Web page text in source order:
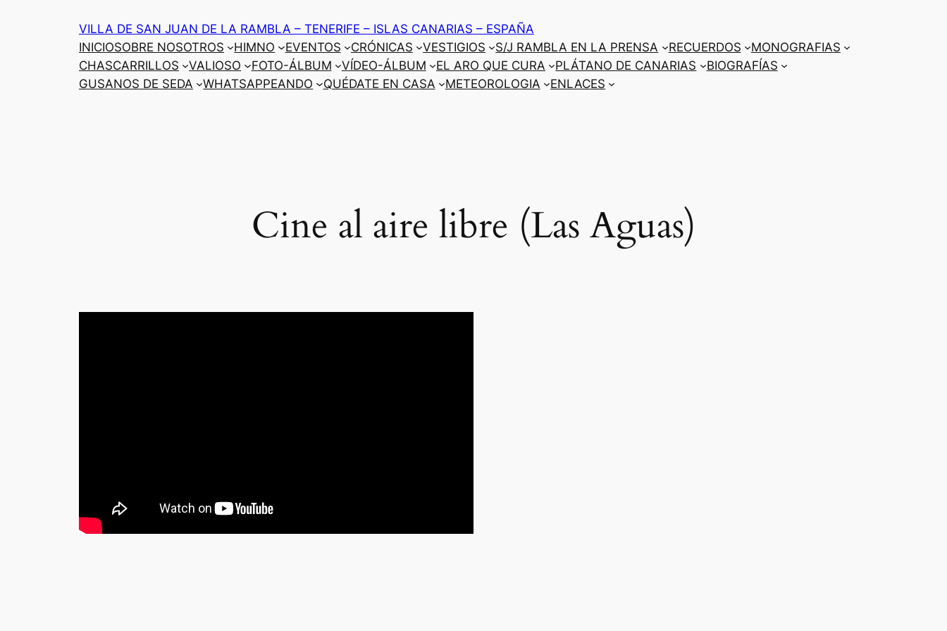
VILLA DE SAN JUAN DE LA RAMBLA – TENERIFE – ISLAS CANARIAS – ESPAÑA
INICIOSOBRE NOSOTROS HIMNO EVENTOS CRÓNICAS VESTIGIOS S/J RAMBLA EN LA PRENSA RECUERDOS
MONOGRAFIAS
CHASCARRILLOS
VALIOSO FOTO-ÁLBUM VÍDEO-ÁLBUM EL ARO QUE CURA PLÁTANO DE CANARIAS
BIOGRAFÍAS
GUSANOS DE SEDA
WHATSAPPEANDO QUÉDATE EN CASA METEOROLOGIA ENLACES
Cine al aire libre (Las Aguas)